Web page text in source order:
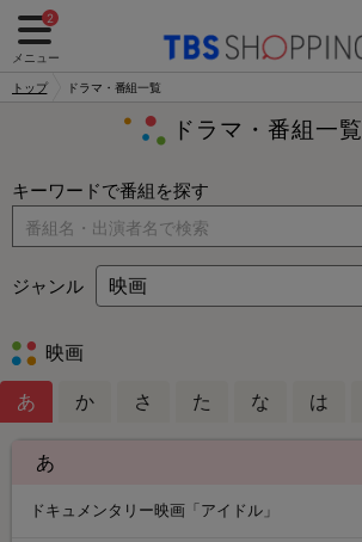
2
メニュー
トップ ドラマ・番組一覧
ドラマ・番組一覧
キーワードで番組を探す
ジャンル
映画
あ か さ た な は
あ
ドキュメンタリー映画「アイドル」